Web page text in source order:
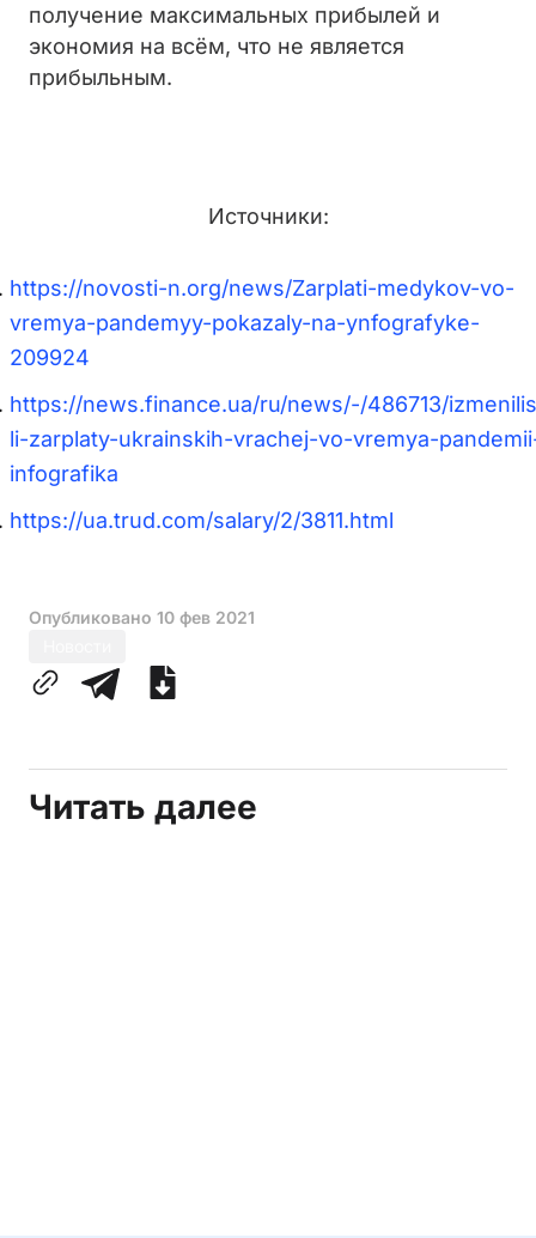
получение максимальных прибылей и
экономия на всём, что не является
прибыльным.
Источники:
https://novosti-n.org/news/Zarplati-medykov-vo-
vremya-pandemyy-pokazaly-na-ynfografyke-
209924
https://news.finance.ua/ru/news/-/486713/
li-zarplaty-ukrainskih-vrachej-vo-vremya-
infografika
https://ua.trud.com/salary/2/3811.html
Опубликовано 10 фев 2021
Читать далее